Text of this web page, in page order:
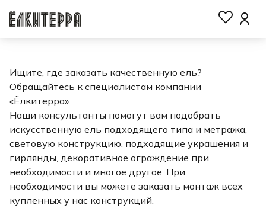
Ищите, где заказать качественную ель?
Обращайтесь к специалистам компании
«Ёлкитерра».
Наши консультанты помогут вам подобрать
искусственную ель подходящего типа и метража,
световую конструкцию, подходящие украшения и
гирлянды, декоративное ограждение при
необходимости и многое другое. При
необходимости вы можете заказать монтаж всех
купленных у нас конструкций.